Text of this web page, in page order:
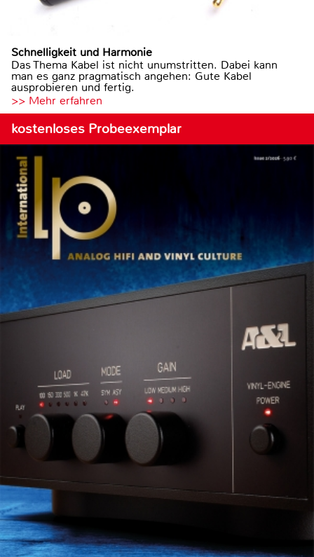
Schnelligkeit und Harmonie
Das Thema Kabel ist nicht unumstritten. Dabei kann
man es ganz pragmatisch angehen: Gute Kabel
ausprobieren und fertig.
>> Mehr erfahren
kostenloses Probeexemplar